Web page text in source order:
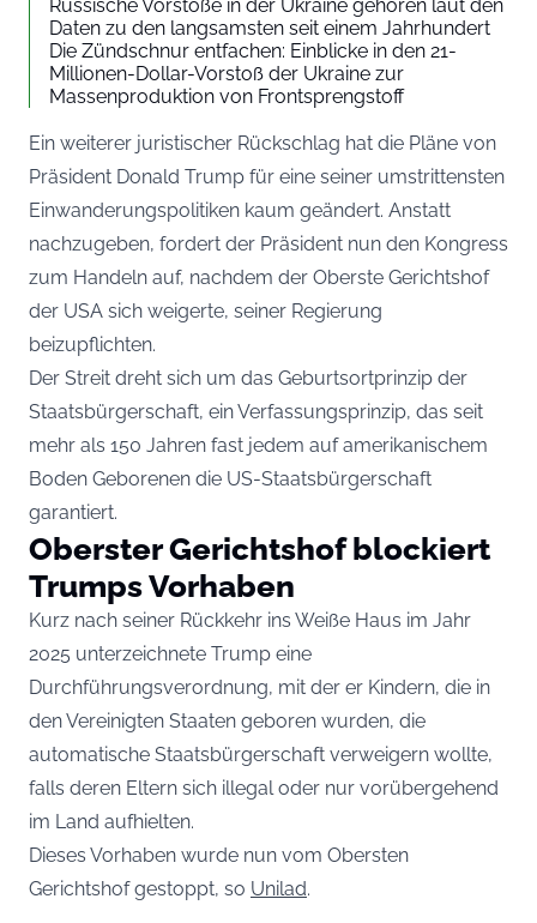
Russische Vorstöße in der Ukraine gehören laut den
Daten zu den langsamsten seit einem Jahrhundert
Die Zündschnur entfachen: Einblicke in den 21-
Millionen-Dollar-Vorstoß der Ukraine zur
Massenproduktion von Frontsprengstoff
Ein weiterer juristischer Rückschlag hat die Pläne von
Präsident Donald Trump für eine seiner umstrittensten
Einwanderungspolitiken kaum geändert. Anstatt
nachzugeben, fordert der Präsident nun den Kongress
zum Handeln auf, nachdem der Oberste Gerichtshof
der USA sich weigerte, seiner Regierung
beizupflichten.
Der Streit dreht sich um das Geburtsortprinzip der
Staatsbürgerschaft, ein Verfassungsprinzip, das seit
mehr als 150 Jahren fast jedem auf amerikanischem
Boden Geborenen die US-Staatsbürgerschaft
garantiert.
Oberster Gerichtshof blockiert
Trumps Vorhaben
Kurz nach seiner Rückkehr ins Weiße Haus im Jahr
2025 unterzeichnete Trump eine
Durchführungsverordnung, mit der er Kindern, die in
den Vereinigten Staaten geboren wurden, die
automatische Staatsbürgerschaft verweigern wollte,
falls deren Eltern sich illegal oder nur vorübergehend
im Land aufhielten.
Dieses Vorhaben wurde nun vom Obersten
Gerichtshof gestoppt, so Unilad.